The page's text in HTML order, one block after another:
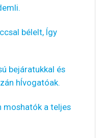
bélelt, Így
bejáratukkal és
hÍvogatóak.
moshatók a teljes